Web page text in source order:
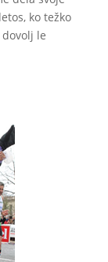
ko težko
le